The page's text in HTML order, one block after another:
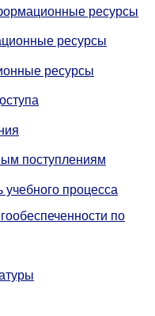
ресурсы
ресурсы
ресурсы
поступлениям
учебного процесса
по